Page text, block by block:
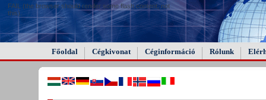
FAIL (the browser should render some flash content, not
this).
Főoldal Cégkivonat Céginformáció Rólunk